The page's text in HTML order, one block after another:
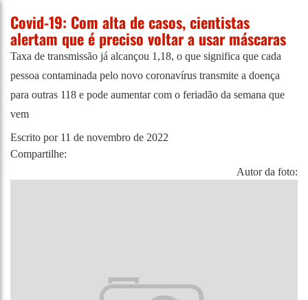
Covid-19: Com alta de casos, cientistas
alertam que é preciso voltar a usar máscaras
Taxa de transmissão já alcançou 1,18, o que significa que cada
pessoa contaminada pelo novo coronavírus transmite a doença
para outras 118 e pode aumentar com o feriadão da semana que
vem
Escrito por 11 de novembro de 2022
Compartilhe:
Autor da foto: